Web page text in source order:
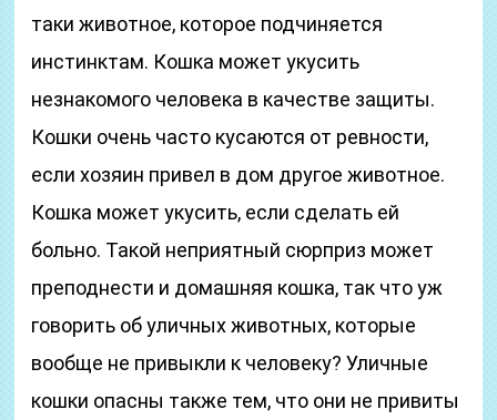
таки животное, которое подчиняется
инстинктам. Кошка может укусить
незнакомого человека в качестве защиты.
Кошки очень часто кусаются от ревности,
если хозяин привел в дом другое животное.
Кошка может укусить, если сделать ей
больно. Такой неприятный сюрприз может
преподнести и домашняя кошка, так что уж
говорить об уличных животных, которые
вообще не привыкли к человеку? Уличные
кошки опасны также тем, что они не привиты